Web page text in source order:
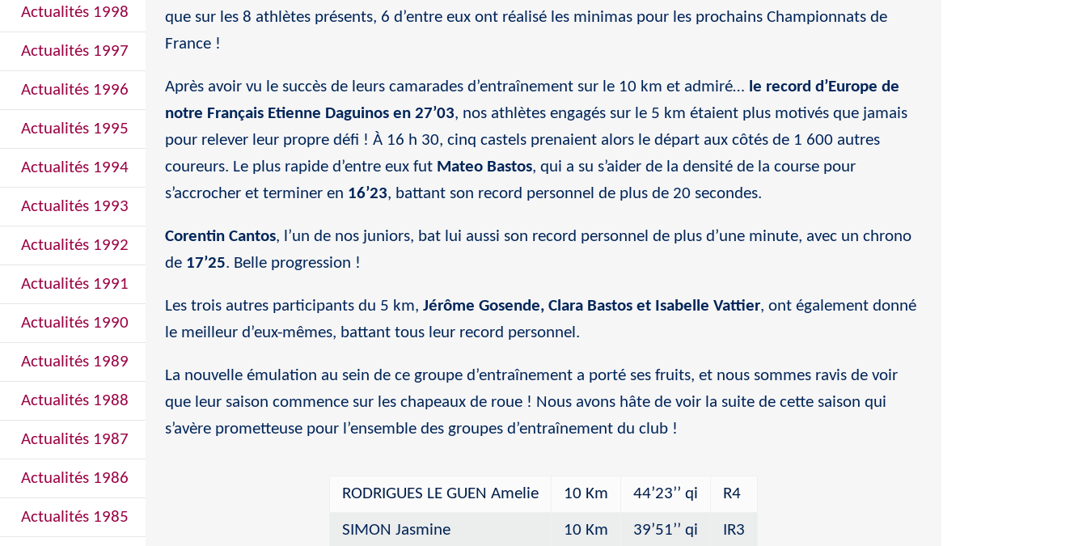
que sur les 8 athlètes présents, 6 d’entre eux ont réalisé les minimas pour les prochains Championnats de
France !
Après avoir vu le succès de leurs camarades d’entraînement sur le 10 km et admiré… le record d’Europe de
notre Français Etienne Daguinos en 27’03, nos athlètes engagés sur le 5 km étaient plus motivés que jamais
pour relever leur propre défi ! À 16 h 30, cinq castels prenaient alors le départ aux côtés de 1 600 autres
coureurs. Le plus rapide d’entre eux fut Mateo Bastos, qui a su s’aider de la densité de la course pour
s’accrocher et terminer en 16’23, battant son record personnel de plus de 20 secondes.
Corentin Cantos, l’un de nos juniors, bat lui aussi son record personnel de plus d’une minute, avec un chrono
de 17’25. Belle progression !
Les trois autres participants du 5 km, Jérôme Gosende, Clara Bastos et Isabelle Vattier, ont également donné
le meilleur d’eux-mêmes, battant tous leur record personnel.
La nouvelle émulation au sein de ce groupe d’entraînement a porté ses fruits, et nous sommes ravis de voir
que leur saison commence sur les chapeaux de roue ! Nous avons hâte de voir la suite de cette saison qui
s’avère prometteuse pour l’ensemble des groupes d’entraînement du club !
RODRIGUES LE GUEN Amelie 10 Km 44’23’’ qi R4
SIMON Jasmine 10 Km 39’51’’ qi IR3
Actualités 1998
Actualités 1997
Actualités 1996
Actualités 1995
Actualités 1994
Actualités 1993
Actualités 1992
Actualités 1991
Actualités 1990
Actualités 1989
Actualités 1988
Actualités 1987
Actualités 1986
Actualités 1985